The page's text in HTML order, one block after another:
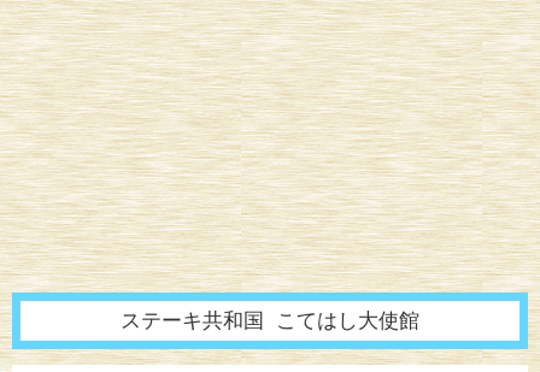
ステーキ共和国 こてはし大使館